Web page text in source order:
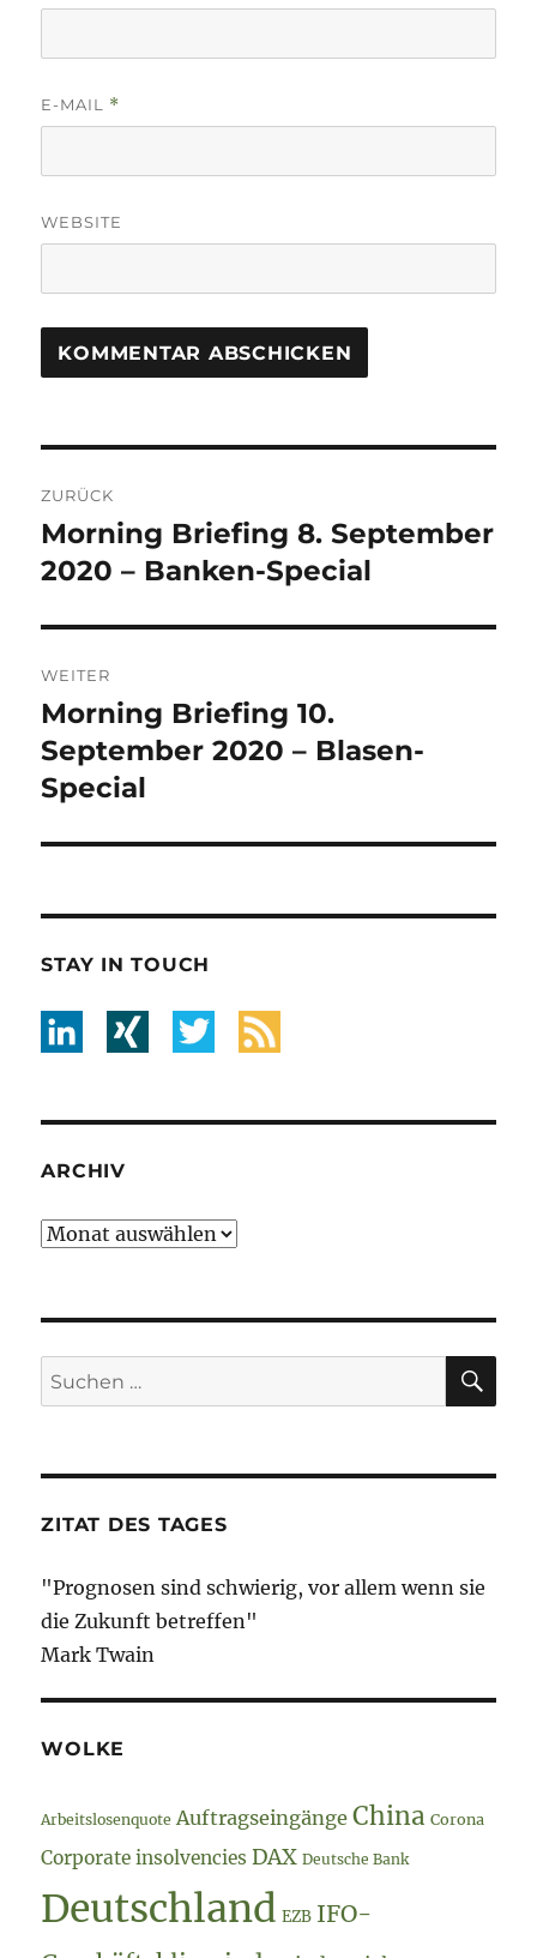
E-MAIL *
WEBSITE
Navigation
ZURÜCK
Vorheriger
Beitrag:
Morning Briefing 8. September
2020 – Banken-Special
WEITER
Nächster
Beitrag:
Morning Briefing 10.
September 2020 – Blasen-
Special
STAY IN TOUCH
ARCHIV
Archiv
Suche
nach:
ZITAT DES TAGES
"Prognosen sind schwierig, vor allem wenn sie
die Zukunft betreffen"
Mark Twain
WOLKE
Arbeitslosenquote Auftragseingänge China Corona
Corporate insolvencies DAX Deutsche Bank
Deutschland EZB IFO-